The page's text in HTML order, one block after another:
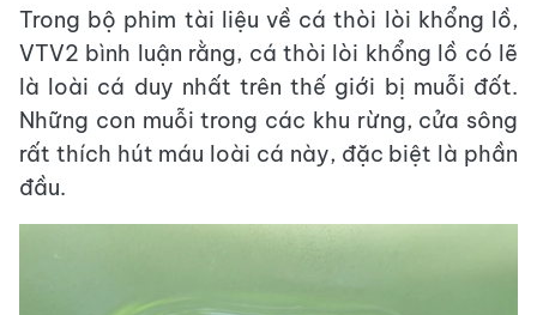
Trong bộ phim tài liệu về cá thòi lòi khổng lồ,
VTV2 bình luận rằng, cá thòi lòi khổng lồ có lẽ
là loài cá duy nhất trên thế giới bị muỗi đốt.
Những con muỗi trong các khu rừng, cửa sông
rất thích hút máu loài cá này, đặc biệt là phần
đầu.